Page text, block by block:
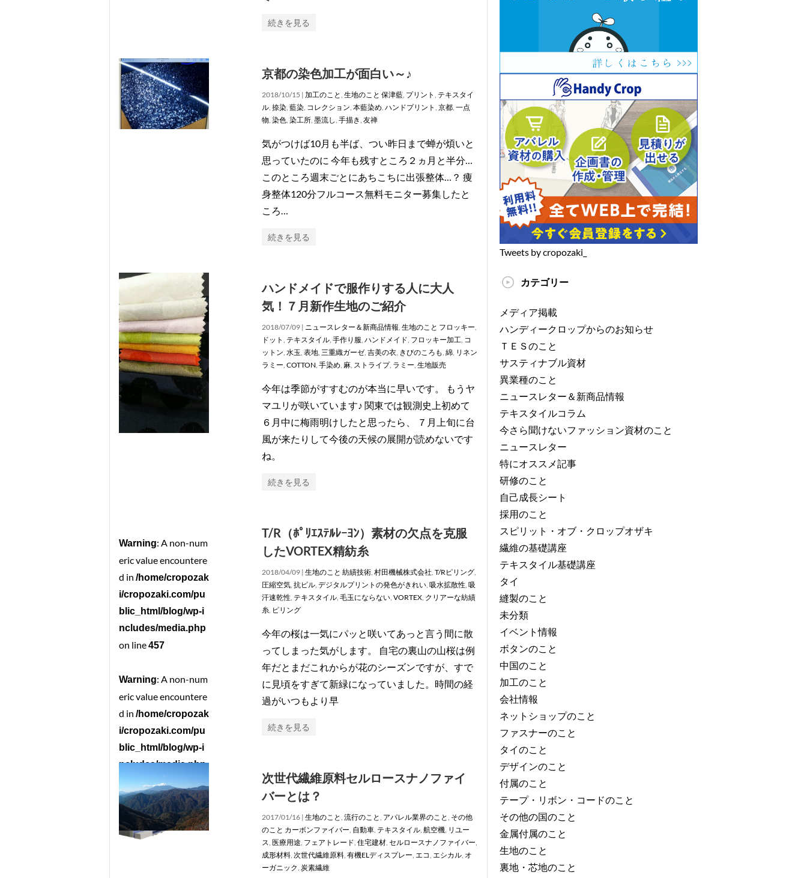
続きを見る
京都の染色加工が面白い～♪
2018/10/15 | 加工のこと, 生地のこと 保津藍, プリント , テキスタイ
ル, 捺染, 藍染, コレクション, 本藍染め, ハンドプリント , 京都, 一点
物, 染色, 染工所, 墨流し, 手描き, 友禅
気がつけば10月も半ば、つい昨日まで蝉が煩いと
思っていたのに 今年も残すところ２ヵ月と半分…
このところ週末ごとにあちこちに出張整体…？ 痩
身整体120分フルコース無料モニター募集したと
ころ…
続きを見る
ハンドメイドで服作りする人に大人
気！７月新作生地のご紹介
2018/07/09 | ニュースレター＆新商品情報, 生地のこと フロッキー,
ドット , テキスタイル, 手作り服, ハンドメイド, フロッキー加工, コ
ットン, 水玉, 表地, 三重織ガーゼ, 吉美の衣, きびのころも, 綿, リネン
ラミー, COTTON, 手染め, 麻, ストライプ, ラミー, 生地販売
今年は季節がすすむのが本当に早いです。 もうヤ
マユリが咲いています♪ 関東では観測史上初めて
６月中に梅雨明けしたと思ったら、 ７月上旬に台
風が来たりして今後の天候の展開が読めないです
ね。
続きを見る
Warning: A non-num
eric value encountere
d in /home/cropozak
i/cropozaki.com/pu
blic_html/blog/wp-i
ncludes/media.php
on line457
Warning: A non-num
eric value encountere
d in /home/cropozak
i/cropozaki.com/pu
blic_html/blog/wp-i
ncludes/media.php
on line467
T/R（ﾎﾟﾘｴｽﾃﾙﾚｰﾖﾝ）素材の欠点を克服
したVORTEX精紡糸
2018/04/09 | 生地のこと 紡績技術, 村田機械株式会社, T/Rピリング,
圧縮空気, 抗ピル, デジタルプリントの発色がきれい, 吸水拡散性, 吸
汗速乾性, テキスタイル, 毛玉にならない, VORTEX, クリアーな紡績
糸, ピリング
今年の桜は一気にパッと咲いてあっと言う間に散
ってしまった気がします。 自宅の裏山の山桜は例
年だとまだこれからが花のシーズンですが、すで
に見頃をすぎて新緑になっていました。時間の経
過がいつもより早
続きを見る
次世代繊維原料セルロースナノファイ
バーとは？
2017/01/16 | 生地のこと, 流行のこと, アパレル業界のこと, その他
のこと カーボンファイバー, 自動車, テキスタイル, 航空機, リユー
ス, 医療用途, フェアトレード, 住宅建材, セルロースナノファイバー,
成形材料, 次世代繊維原料, 有機ELディスプレー, エコ, エシカル, オ
ーガニック, 炭素繊維
Tweets by cropozaki_
カテゴリー
メディア掲載
ハンディークロップからのお知らせ
ＴＥＳのこと
サスティナブル資材
異業種のこと
ニュースレター＆新商品情報
テキスタイルコラム
今さら聞けないファッション資材のこと
ニュースレター
特にオススメ記事
研修のこと
自己成長シート
採用のこと
スピリット・オブ・クロップオザキ
繊維の基礎講座
テキスタイル基礎講座
タイ
縫製のこと
未分類
イベント情報
ボタンのこと
中国のこと
加工のこと
会社情報
ネットショップのこと
ファスナーのこと
タイのこと
デザインのこと
付属のこと
テープ・リボン・コードのこと
その他の国のこと
金属付属のこと
生地のこと
裏地・芯地のこと